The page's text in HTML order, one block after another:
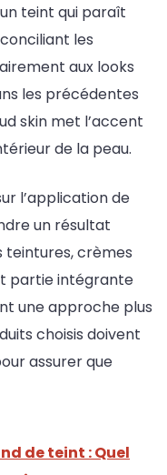
teint qui paraît
les
aux looks
les précédentes
skin met l’accent
de la peau.
l’application de
un résultat
teintures, crèmes
partie intégrante
une approche plus
choisis doivent
assurer que
de teint : Quel